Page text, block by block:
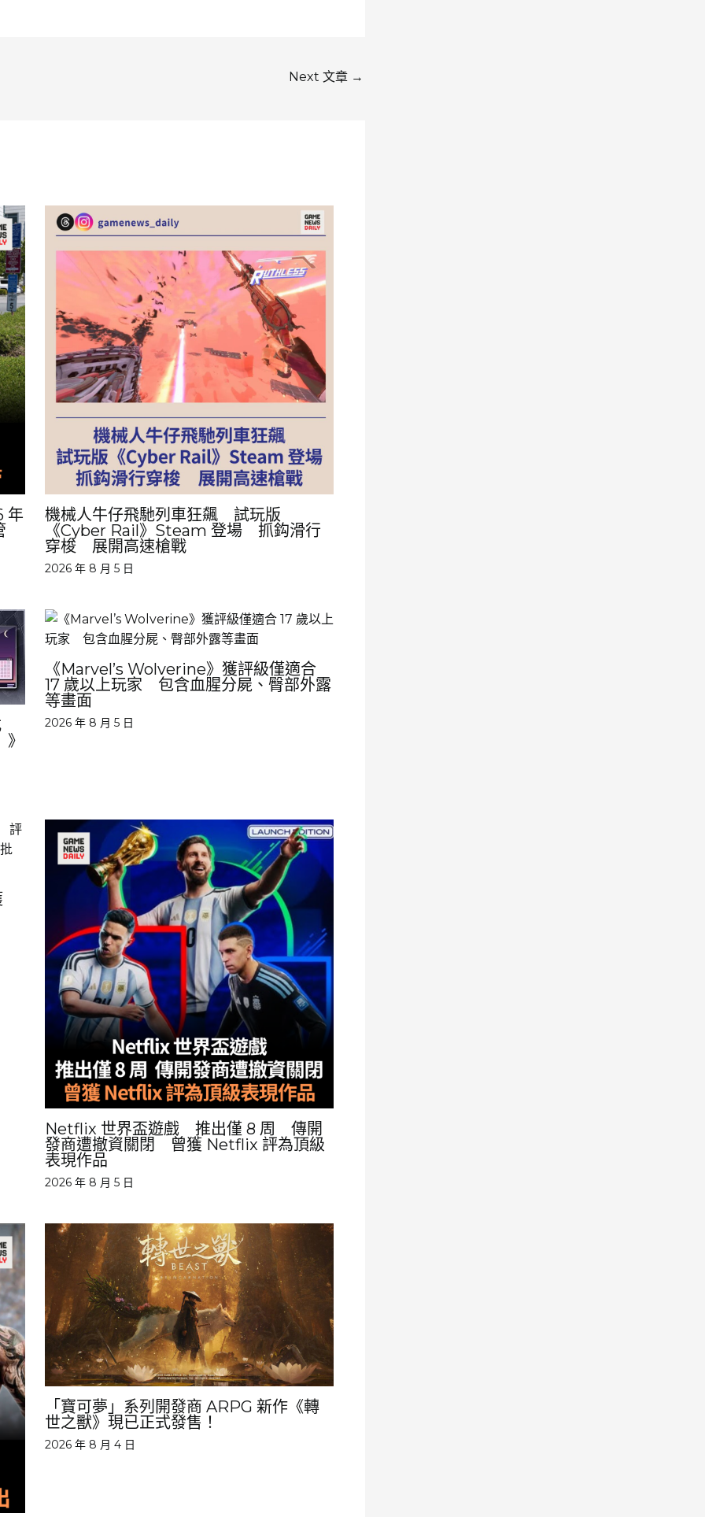
Next 文章 →
年
機械人牛仔飛馳列車狂飆 試玩版
《Cyber Rail》Steam 登場 抓鈎滑行
穿梭 展開高速槍戰
2026 年 8 月 5 日
《Marvel’s Wolverine》獲評級僅適合
17 歲以上玩家 包含血腥分屍、臀部外露
等畫面
2026 年 8 月 5 日
Netflix 世界盃遊戲 推出僅 8 周 傳開
發商遭撤資關閉 曾獲 Netflix 評為頂級
表現作品
2026 年 8 月 5 日
「寶可夢」系列開發商 ARPG 新作《轉
世之獸》現已正式發售！
2026 年 8 月 4 日